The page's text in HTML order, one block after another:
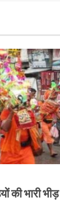
की भारी भीड़